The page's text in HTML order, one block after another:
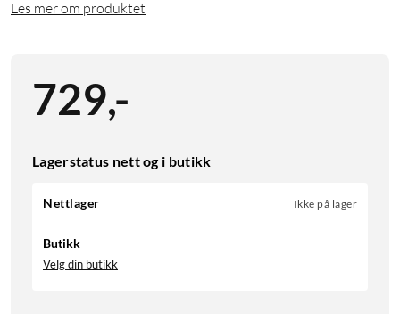
Les mer om produktet
729,-
Lagerstatus nett og i butikk
Nettlager Ikke på lager
Butikk
Velg din butikk